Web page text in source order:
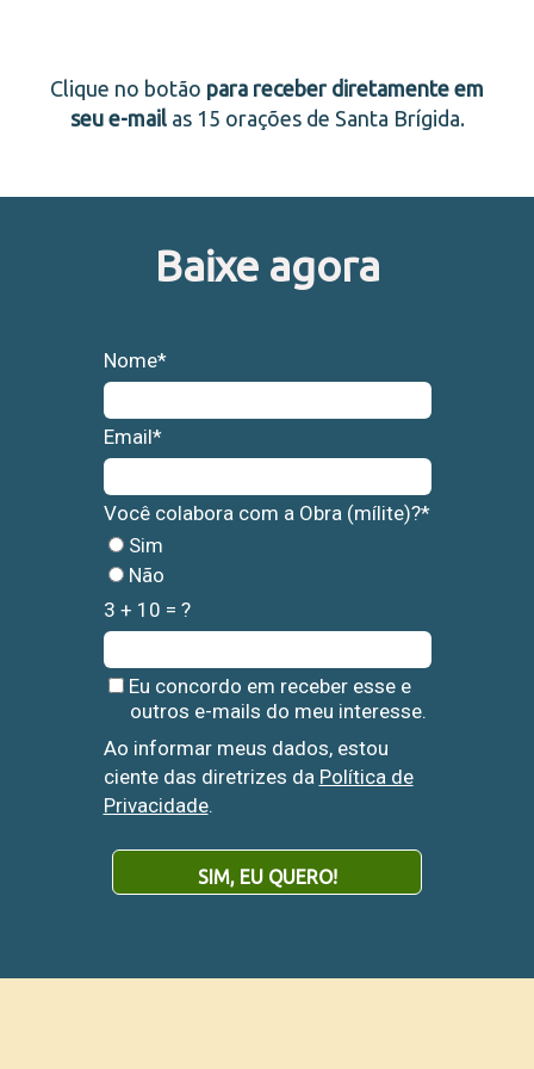
Clique no botão para receber diretamente em
seu e-mail as 15 orações de Santa Brígida.
Baixe agora
Nome*
Email*
Você colabora com a Obra (mílite)?*
Sim
Não
3 + 10 = ?
Eu concordo em receber esse e
outros e-mails do meu interesse.
Ao informar meus dados, estou
ciente das diretrizes da Política de
Privacidade.
SIM, EU QUERO!